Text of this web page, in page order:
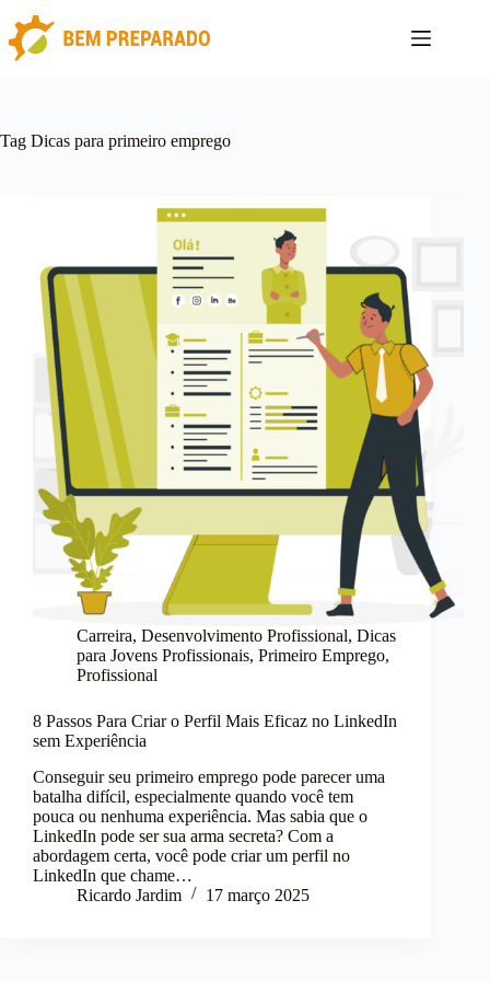
para
conteúdo
Tag Dicas para primeiro emprego
Carreira, Desenvolvimento Profissional, Dicas
para Jovens Profissionais, Primeiro Emprego,
Profissional
8 Passos Para Criar o Perfil Mais Eficaz no LinkedIn
sem Experiência
Conseguir seu primeiro emprego pode parecer uma
batalha difícil, especialmente quando você tem
pouca ou nenhuma experiência. Mas sabia que o
LinkedIn pode ser sua arma secreta? Com a
abordagem certa, você pode criar um perfil no
LinkedIn que chame…
Ricardo Jardim
17 março 2025